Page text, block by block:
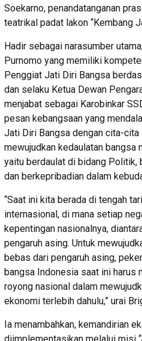
Soekarno, penandatanganan
teatrikal padat lakon “Kembang
Hadir sebagai narasumber
Purnomo yang memiliki
Penggiat Jati Diri Bangsa
dan selaku Ketua Dewan
menjabat sebagai Karobinkar
pesan kebangsaan yang
Jati Diri Bangsa dengan cita-cita
mewujudkan kedaulatan bangsa
yaitu berdaulat di bidang Politik,
dan berkepribadian dalam
“Saat ini kita berada di tengah
internasional, di mana setiap
kepentingan nasionalnya,
pengaruh asing. Untuk
bebas dari pengaruh asing,
bangsa Indonesia saat ini harus
royong nasional dalam
ekonomi terlebih dahulu,” urai
Ia menambahkan, kemandirian
diimplementasikan melalui misi